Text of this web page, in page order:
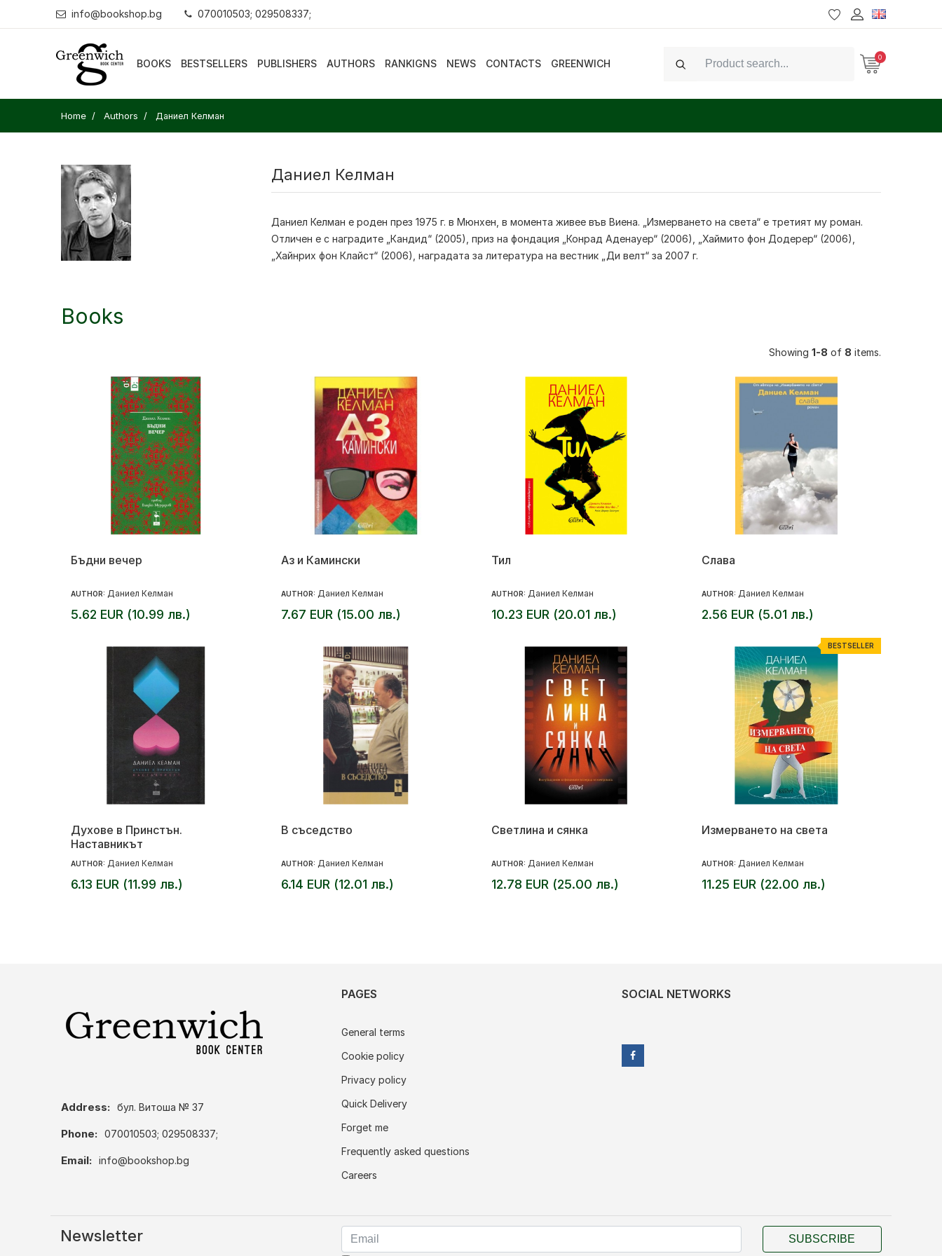
info@bookshop.bg 070010503; 029508337;
BOOKS BESTSELLERS PUBLISHERS AUTHORS RANKIGNS NEWS CONTACTS GREENWICH
Search
0
Home Authors Даниел Келман
Даниел Келман
Даниел Келман е роден през 1975 г. в Мюнхен, в момента живее във Виена. „Измерването на света“ е третият му роман.
Отличен е с наградите „Кандид“ (2005), приз на фондация „Конрад Аденауер“ (2006), „Хаймито фон Додерер“ (2006),
„Хайнрих фон Клайст“ (2006), наградата за литература на вестник „Ди велт“ за 2007 г.
Books
Showing 1-8 of 8 items.
Бъдни вечер
AUTHOR: Даниел Келман
5.62 EUR (10.99 лв.)
Аз и Камински
AUTHOR: Даниел Келман
7.67 EUR (15.00 лв.)
Тил
AUTHOR: Даниел Келман
10.23 EUR (20.01 лв.)
Слава
AUTHOR: Даниел Келман
2.56 EUR (5.01 лв.)
Духове в Принстън.
Наставникът
AUTHOR: Даниел Келман
6.13 EUR (11.99 лв.)
В съседство
AUTHOR: Даниел Келман
6.14 EUR (12.01 лв.)
Светлина и сянка
AUTHOR: Даниел Келман
12.78 EUR (25.00 лв.)
BESTSELLER
Измерването на света
AUTHOR: Даниел Келман
11.25 EUR (22.00 лв.)
Address: бул. Витоша № 37
Phone: 070010503; 029508337;
Email: info@bookshop.bg
PAGES
General terms
Cookie policy
Privacy policy
Quick Delivery
Forget me
Frequently asked questions
Careers
SOCIAL NETWORKS
Newsletter SUBSCRIBE